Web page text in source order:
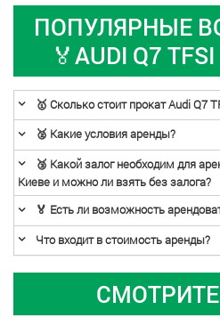
ПОПУЛЯРНЫЕ
🏅AUDI Q7
🥇 Сколько стоит прокат Audi Q7
🥈 Какие условия аренды?
🥉 Какой залог необходим для
Киеве и можно ли взять без залога?
🏅 Есть ли возможность
Что входит в стоимость аренды?